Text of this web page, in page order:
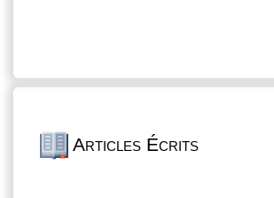
Articles Écrits